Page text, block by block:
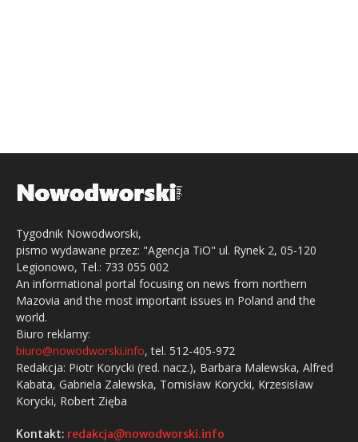
Tygodnik Nowodworski,
pismo wydawane przez: "Agencja TiO" ul. Rynek 2, 05-120
Legionowo, Tel.: 733 055 002
An informational portal focusing on news from northern
Mazovia and the most important issues in Poland and the
world.
Biuro reklamy:
biuro@nowodworski.info, tel. 512-405-972
Redakcja: Piotr Korycki (red. nacz.), Barbara Malewska, Alfred
Kabata, Gabriela Zalewska, Tomisław Korycki, Krzesisław
Korycki, Robert Zięba
Kontakt: redakcja@nowodworski.info